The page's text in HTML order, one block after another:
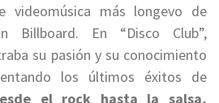
videomúsica más longevo de
Billboard. En “Disco Club”,
su pasión y su conocimiento
los últimos éxitos de
el rock hasta la salsa,